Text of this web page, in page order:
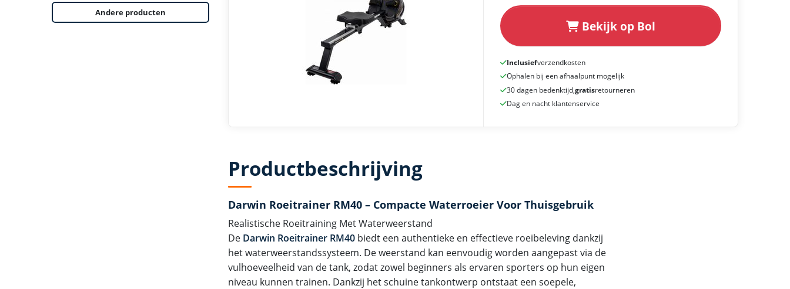
Andere producten
Bekijk op Bol
Inclusiefverzendkosten
Ophalen bij een afhaalpunt mogelijk
30 dagen bedenktijd,gratisretourneren
Dag en nacht klantenservice
Productbeschrijving
Darwin Roeitrainer RM40 – Compacte Waterroeier Voor Thuisgebruik
Realistische Roeitraining Met Waterweerstand
De Darwin Roeitrainer RM40 biedt een authentieke en effectieve roeibeleving dankzij
het waterweerstandssysteem. De weerstand kan eenvoudig worden aangepast via de
vulhoeveelheid van de tank, zodat zowel beginners als ervaren sporters op hun eigen
niveau kunnen trainen. Dankzij het schuine tankontwerp ontstaat een soepele,